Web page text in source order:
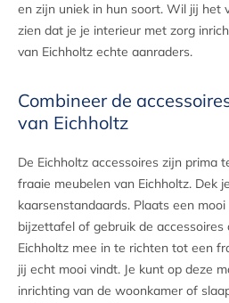
en zijn uniek in hun soort. Wil jij het
zien dat je je interieur met zorg
van Eichholtz echte aanraders.
Combineer de
van Eichholtz
De Eichholtz accessoires zijn prima
fraaie meubelen van Eichholtz. Dek
kaarsenstandaards. Plaats een
bijzettafel of gebruik de
Eichholtz mee in te richten tot een
jij echt mooi vindt. Je kunt op deze
inrichting van de woonkamer of